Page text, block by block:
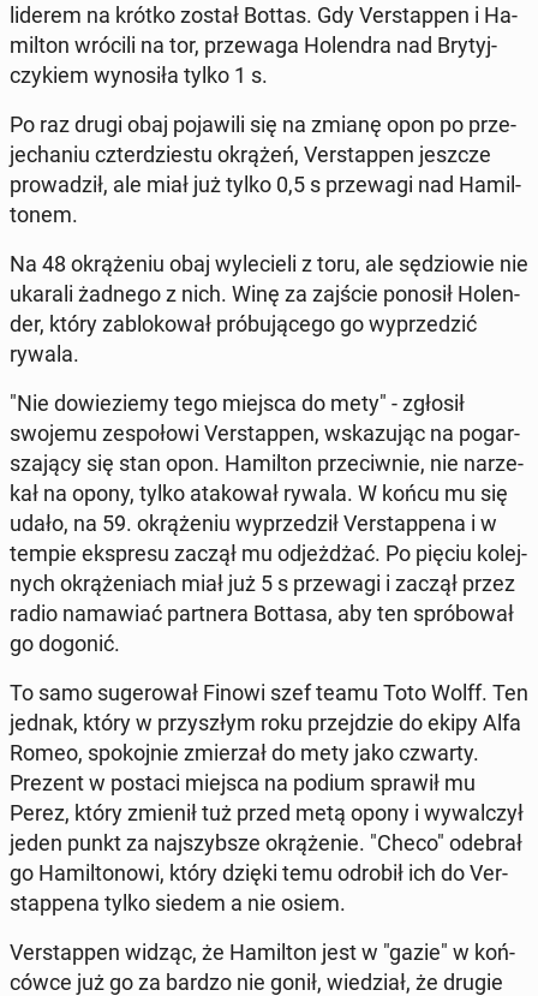
liderem na krótko został Bottas. Gdy Ver­stap­pen i Ha­
mil­ton wrócili na tor, prze­wa­ga Ho­len­dra nad Bry­tyj­
czy­kiem wy­no­si­ła tylko 1 s.
Po raz drugi obaj po­ja­wi­li się na zmianę opon po prze­
je­cha­niu czter­dzie­stu okrążeń, Ver­stap­pen jeszcze
pro­wa­dził, ale miał już tylko 0,5 s prze­wa­gi nad Ha­mil­
to­nem.
Na 48 okrą­że­niu obaj wy­le­cie­li z toru, ale sę­dzio­wie nie
ukarali żadnego z nich. Winę za zajście ponosił Ho­len­
der, który za­blo­ko­wał pró­bu­ją­ce­go go wy­prze­dzić
rywala.
"Nie do­wie­zie­my tego miejsca do mety" - zgłosił
swojemu ze­spo­ło­wi Ver­stap­pen, wska­zu­jąc na po­gar­
sza­ją­cy się stan opon. Ha­mil­ton prze­ciw­nie, nie na­rze­
kał na opony, tylko ata­ko­wał rywala. W końcu mu się
udało, na 59. okrą­że­niu wy­prze­dził Ver­stap­pe­na i w
tempie eks­pre­su zaczął mu od­jeż­dżać. Po pięciu ko­lej­
nych okrą­że­niach miał już 5 s prze­wa­gi i zaczął przez
radio na­ma­wiać part­ne­ra Bottasa, aby ten spró­bo­wał
go dogonić.
To samo su­ge­ro­wał Finowi szef teamu Toto Wolff. Ten
jednak, który w przy­szłym roku przej­dzie do ekipy Alfa
Romeo, spo­koj­nie zmie­rzał do mety jako czwarty.
Prezent w postaci miejsca na podium sprawił mu
Perez, który zmienił tuż przed metą opony i wy­wal­czył
jeden punkt za naj­szyb­sze okrą­że­nie. "Checo" odebrał
go Ha­mil­to­no­wi, który dzięki temu odrobił ich do Ver­
stap­pe­na tylko siedem a nie osiem.
Ver­stap­pen widząc, że Ha­mil­ton jest w "gazie" w koń­
ców­ce już go za bardzo nie gonił, wie­dział, że drugie